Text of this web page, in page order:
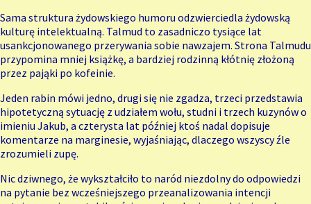
Sama struktura żydowskiego humoru odzwierciedla żydowską
kulturę intelektualną. Talmud to zasadniczo tysiące lat
usankcjonowanego przerywania sobie nawzajem. Strona Talmudu
przypomina mniej książkę, a bardziej rodzinną kłótnię złożoną
przez pająki po kofeinie.
Jeden rabin mówi jedno, drugi się nie zgadza, trzeci przedstawia
hipotetyczną sytuację z udziałem wołu, studni i trzech kuzynów o
imieniu Jakub, a czterysta lat później ktoś nadal dopisuje
komentarze na marginesie, wyjaśniając, dlaczego wszyscy źle
zrozumieli zupę.
Nic dziwnego, że wykształciło to naród niezdolny do odpowiedzi
na pytanie bez wcześniejszego przeanalizowania intencji